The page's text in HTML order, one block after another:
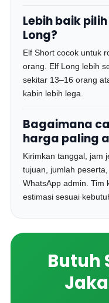
Lebih baik
Long?
Elf Short cocok untuk
orang. Elf Long lebih
sekitar 13–16 orang
kabin lebih lega.
Bagaimana
harga paling
Kirimkan tanggal, jam
tujuan, jumlah
WhatsApp admin. Tim
estimasi sesuai
Butuh